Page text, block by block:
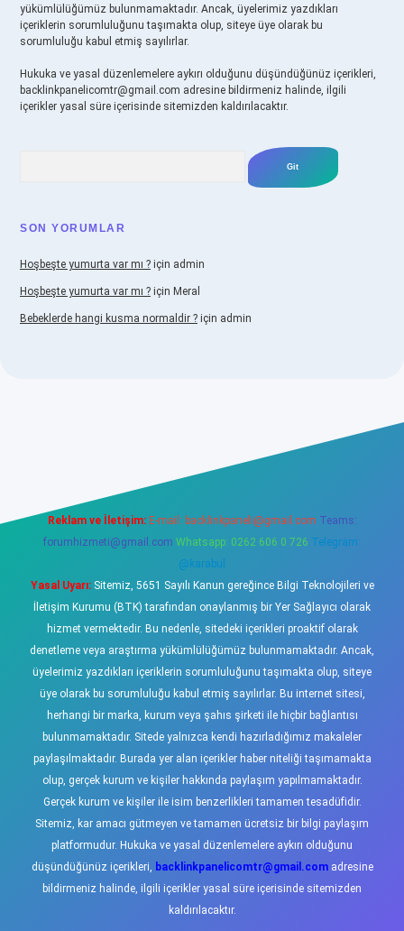
yükümlülüğümüz bulunmamaktadır. Ancak, üyelerimiz yazdıkları
içeriklerin sorumluluğunu taşımakta olup, siteye üye olarak bu
sorumluluğu kabul etmiş sayılırlar.
Hukuka ve yasal düzenlemelere aykırı olduğunu düşündüğünüz içerikleri,
backlinkpanelicomtr@gmail.com adresine bildirmeniz halinde, ilgili
içerikler yasal süre içerisinde sitemizden kaldırılacaktır.
SON YORUMLAR
Hoşbeşte yumurta var mı ? için admin
Hoşbeşte yumurta var mı ? için Meral
Bebeklerde hangi kusma normaldir ? için admin
Reklam ve İletişim: E-mail: backlinkpaneli@gmail.com Teams:
forumhizmeti@gmail.com Whatsapp: 0262 606 0 726 Telegram:
@karabul
Yasal Uyarı:Sitemiz, 5651 Sayılı Kanun gereğince Bilgi Teknolojileri ve
İletişim Kurumu (BTK) tarafından onaylanmış bir Yer Sağlayıcı olarak
hizmet vermektedir. Bu nedenle, sitedeki içerikleri proaktif olarak
denetleme veya araştırma yükümlülüğümüz bulunmamaktadır. Ancak,
üyelerimiz yazdıkları içeriklerin sorumluluğunu taşımakta olup, siteye
üye olarak bu sorumluluğu kabul etmiş sayılırlar. Bu internet sitesi,
herhangi bir marka, kurum veya şahıs şirketi ile hiçbir bağlantısı
bulunmamaktadır. Sitede yalnızca kendi hazırladığımız makaleler
paylaşılmaktadır. Burada yer alan içerikler haber niteliği taşımamakta
olup, gerçek kurum ve kişiler hakkında paylaşım yapılmamaktadır.
Gerçek kurum ve kişiler ile isim benzerlikleri tamamen tesadüfidir.
Sitemiz, kar amacı gütmeyen ve tamamen ücretsiz bir bilgi paylaşım
platformudur. Hukuka ve yasal düzenlemelere aykırı olduğunu
düşündüğünüz içerikleri, backlinkpanelicomtr@gmail.comadresine
bildirmeniz halinde, ilgili içerikler yasal süre içerisinde sitemizden
kaldırılacaktır.